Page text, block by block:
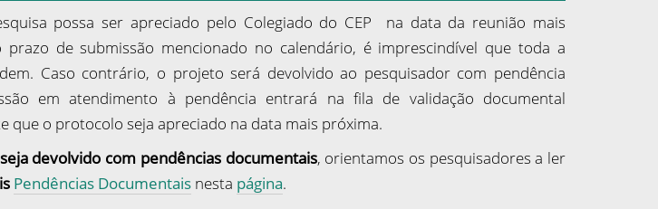
possa ser apreciado pelo Colegiado do CEP na data da reunião mais
de submissão mencionado no calendário, é imprescindível que toda a
Caso contrário, o projeto será devolvido ao pesquisador com pendência
em atendimento à pendência entrará na fila de validação documental
que o protocolo seja apreciado na data mais próxima.
devolvido com pendências documentais, orientamos os pesquisadores a ler
Pendências Documentaisnesta página.